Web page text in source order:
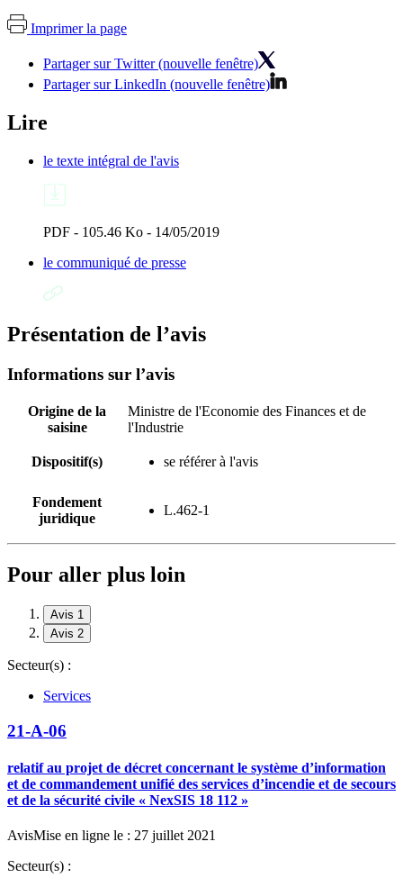
Imprimer la page
Partager sur Twitter (nouvelle fenêtre)
Partager sur LinkedIn (nouvelle fenêtre)
Lire
le texte intégral de l'avis
PDF - 105.46 Ko - 14/05/2019
le communiqué de presse
Présentation de l’avis
Informations sur l’avis
Origine de la
saisine
Ministre de l'Economie des Finances et de
l'Industrie
Dispositif(s) se référer à l'avis
Fondement
juridique
L.462-1
Pour aller plus loin
Avis 1
Avis 2
Secteur(s) :
Services
21-A-06
relatif au projet de décret concernant le système d’information
et de commandement unifié des services d’incendie et de secours
et de la sécurité civile « NexSIS 18 112 »
AvisMise en ligne le : 27 juillet 2021
Secteur(s) :